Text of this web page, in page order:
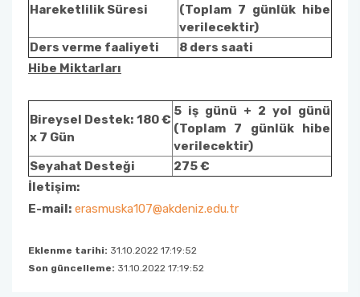
Hareketlilik Süresi
(Toplam 7 günlük hibe
verilecektir)
Ders verme faaliyeti
8 ders saati
Hibe Miktarları
Bireysel Destek: 180 €
x 7 Gün
5 iş günü + 2 yol günü
(Toplam 7 günlük hibe
verilecektir)
Seyahat Desteği
275 €
İletişim:
E-mail: erasmuska107@akdeniz.edu.tr
Eklenme tarihi: 31.10.2022 17:19:52
Son güncelleme: 31.10.2022 17:19:52